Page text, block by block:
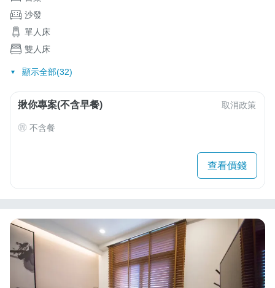
沙發
單人床
雙人床
顯示全部(32)
揪你專案(不含早餐) 取消政策
不含餐
查看價錢